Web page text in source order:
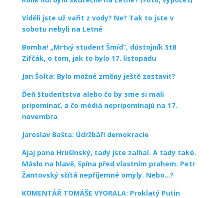
Viděli jste už vařit z vody? Ne? Tak to jste v
sobotu nebyli na Letné
Bomba! „Mrtvý student Šmíd“, důstojník StB
Zifčák, o tom, jak to bylo 17. listopadu
Jan Šolta: Bylo možné změny ještě zastavit?
Ďeň študentstva alebo čo by sme si mali
pripomínať, a čo médiá nepripomínajú na 17.
novembra
Jaroslav Bašta: Údržbáři demokracie
Ajaj pane Hrušínský, tady jste zalhal. A tady také.
Máslo na hlavě, špína před vlastním prahem. Petr
Žantovský sčítá nepříjemné omyly. Nebo…?
KOMENTÁŘ TOMÁŠE VYORALA: Proklatý Putin